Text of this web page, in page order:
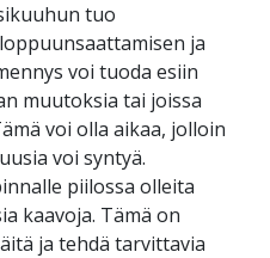
tuo
ja
voi tuoda esiin
muutoksia tai joissa
voi olla aikaa, jolloin
voi syntyä.
piilossa olleita
kaavoja. Tämä on
ja tehdä tarvittavia